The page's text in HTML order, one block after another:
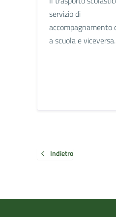
servizio di
accompagnamento
a scuola e viceversa.
Indietro